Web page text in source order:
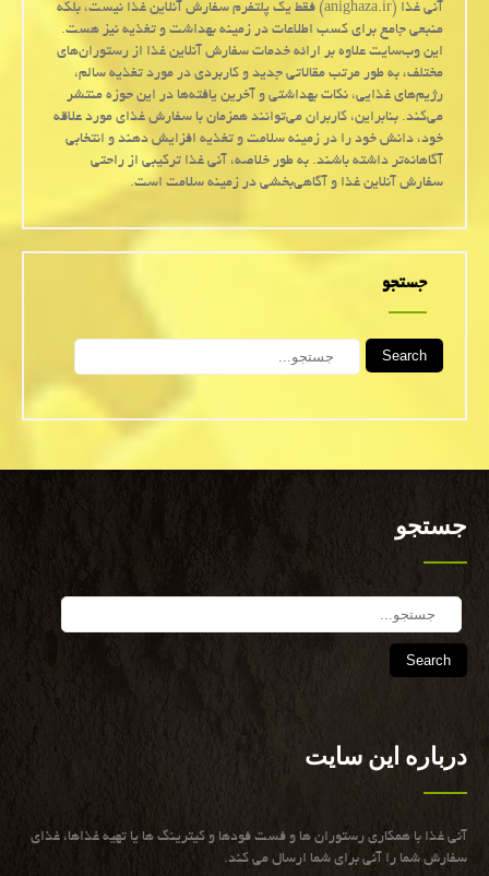
آنی غذا (anighaza.ir) فقط یک پلتفرم سفارش آنلاین غذا نیست، بلکه
منبعی جامع برای کسب اطلاعات در زمینه بهداشت و تغذیه نیز هست.
این وب‌سایت علاوه بر ارائه خدمات سفارش آنلاین غذا از رستوران‌های
مختلف، به طور مرتب مقالاتی جدید و کاربردی در مورد تغذیه سالم،
رژیم‌های غذایی، نکات بهداشتی و آخرین یافته‌ها در این حوزه منتشر
می‌کند. بنابراین، کاربران می‌توانند همزمان با سفارش غذای مورد علاقه
خود، دانش خود را در زمینه سلامت و تغذیه افزایش دهند و انتخابی
آگاهانه‌تر داشته باشند. به طور خلاصه، آنی غذا ترکیبی از راحتی
سفارش آنلاین غذا و آگاهی‌بخشی در زمینه سلامت است.
جستجو
Search
جستجو
درباره این سایت
آنی غذا با همكاری رستوران ها و فست فودها و كیترینگ ها یا تهیه غذاها، غذای
سفارش شما را آنی برای شما ارسال می كند.